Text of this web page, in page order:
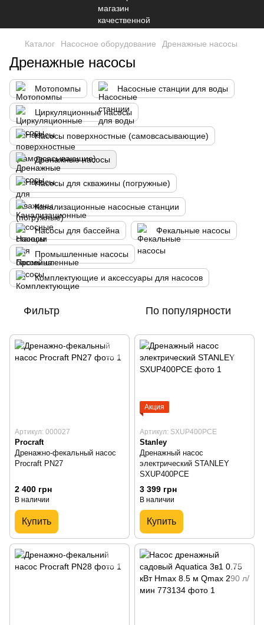
Каталог Насосное оборудование Дренажные насосы
Дренажные насосы
Мотопомпы Насосные станции для воды
Циркуляционные насосы
Насосы поверхностные (самовсасывающие)
Дренажные насосы
Насосы для скважины (погружные)
Канализационные насосные станции
Насосы для бассейна Фекальные насосы
Промышленные насосы
Комплектующие и аксессуары для насосов
Фильтр По популярности
Артикул: 000027
Procraft
Дренажно-фекальный насос
Procraft PN27
2 400 грн
В наличии
Купить
Акция
Артикул: SXUP400PCE
Stanley
Дренажный насос
электрический STANLEY
SXUP400PCE
3 399 грн
В наличии
Купить